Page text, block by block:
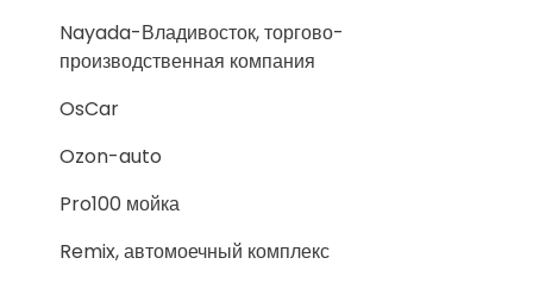
Nayada-Владивосток, торгово-
производственная компания
OsCar
Ozon-auto
Pro100 мойка
Remix, автомоечный комплекс